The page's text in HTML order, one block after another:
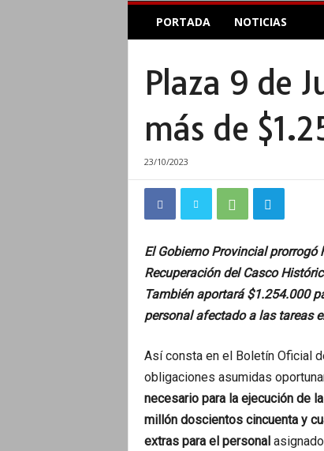
E
A
PORTADA NOTICIAS
Plaza 9 de
más de
23/10/2023
El Gobierno Provincial
Recuperación del Casco
También aportará $1.254.000
personal afectado a las tareas
Así consta en el Boletín Oficial
obligaciones asumidas
necesario para la ejecución de
millón doscientos cincuenta y
extras para el personal